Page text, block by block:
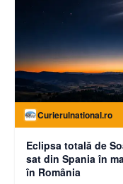
Curierulnational.ro
Eclipsa totală de
sat din Spania în
în România